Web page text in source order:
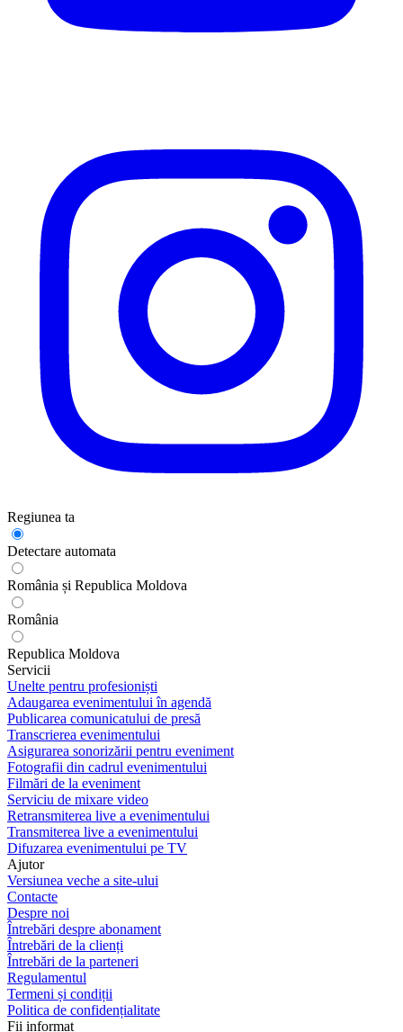
Regiunea ta
Detectare automata
România și Republica Moldova
România
Republica Moldova
Servicii
Unelte pentru profesioniști
Adaugarea evenimentului în agendă
Publicarea comunicatului de presă
Transcrierea evenimentului
Asigurarea sonorizării pentru eveniment
Fotografii din cadrul evenimentului
Filmări de la eveniment
Serviciu de mixare video
Retransmiterea live a evenimentului
Transmiterea live a evenimentului
Difuzarea evenimentului pe TV
Ajutor
Versiunea veche a site-ului
Contacte
Despre noi
Întrebări despre abonament
Întrebări de la clienți
Întrebări de la parteneri
Regulamentul
Termeni și condiții
Politica de confidențialitate
Fii informat